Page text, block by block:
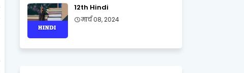
12th Hindi
मार्च 08, 2024